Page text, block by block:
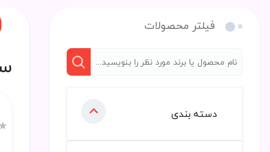
فیلتر محصولات
دسته بندی